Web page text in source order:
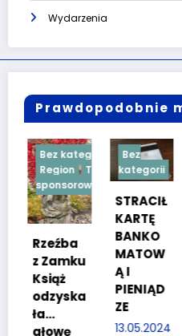
Wydarzenia
Prawdopodobnie
Treść
Bez
kategorii
STRACIŁ
KARTĘ
BANKO
MATOW
Ą I
PIENIĄD
ZE
13.05.2024
Bez
kategorii
ZAMIAS
T
INWEST
YCJI
STRACIŁ
PONAD
43
TYSIĄCE